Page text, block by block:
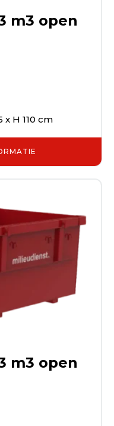
m3 open
x H 110 cm
m3 open